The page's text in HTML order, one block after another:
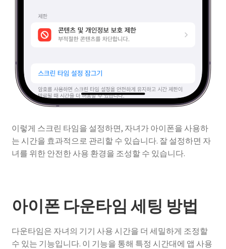
이렇게 스크린 타임을 설정하면, 자녀가 아이폰을 사용하
는 시간을 효과적으로 관리할 수 있습니다. 잘 설정하면 자
녀를 위한 안전한 사용 환경을 조성할 수 있습니다.
아이폰 다운타임 세팅 방법
다운타임은 자녀의 기기 사용 시간을 더 세밀하게 조정할
수 있는 기능입니다. 이 기능을 통해 특정 시간대에 앱 사용